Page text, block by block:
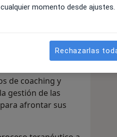
y el Máster en
mis
formación
de coaching y
gestión de las
afrontar sus
momento desde
Rechazarlas